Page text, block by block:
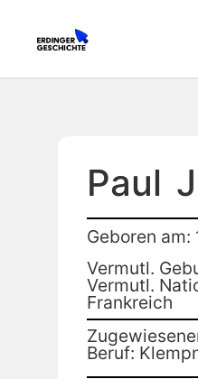
Paul
Geboren
Vermutl.
Vermutl.
Frankreich
Beruf: